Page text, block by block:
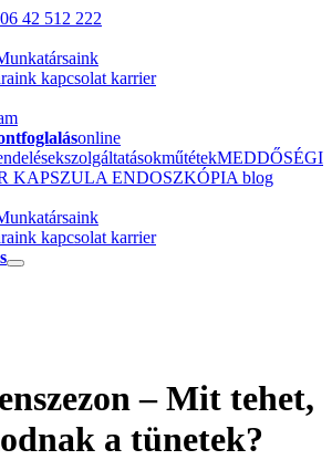
42 512 222
kapcsolat karrier
online
szolgáltatásokműtétekMEDDŐSÉGI
KAPSZULA ENDOSZKÓPIA blog
kapcsolat karrier
– Mit tehet,
a tünetek?